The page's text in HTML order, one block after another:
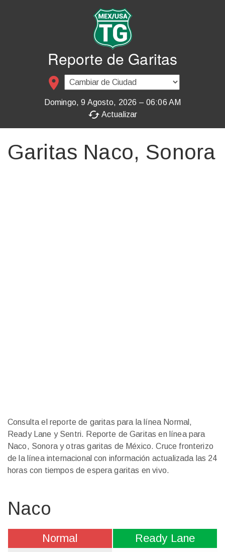
Reporte de Garitas
place
Domingo, 9 Agosto, 2026 – 06:06 AM
cached Actualizar
Garitas Naco, Sonora
Consulta el reporte de garitas para la línea Normal,
Ready Lane y Sentri. Reporte de Garitas en línea para
Naco, Sonora y otras garitas de México. Cruce fronterizo
de la línea internacional con información actualizada las 24
horas con tiempos de espera garitas en vivo.
Naco
Normal Ready Lane